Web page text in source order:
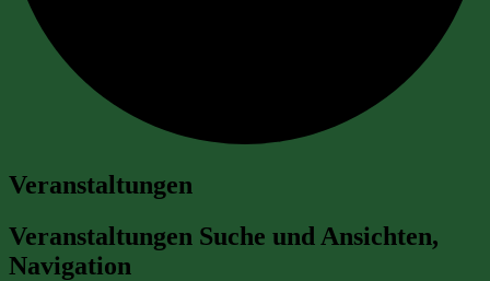
Veranstaltungen
Veranstaltungen Suche und Ansichten,
Navigation